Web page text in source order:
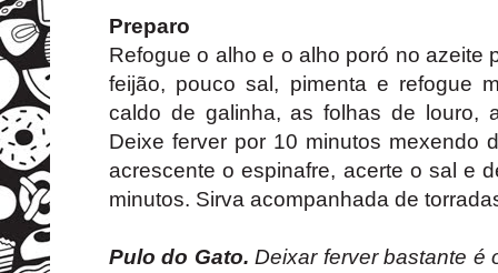
Preparo
Refogue o alho e o alho poró no azeite
feijão, pouco sal, pimenta e refogue
caldo de galinha, as folhas de louro,
Deixe ferver por 10 minutos mexendo
acrescente o espinafre, acerte o sal e
minutos. Sirva acompanhada de
Pulo do Gato. Deixar ferver bastante é